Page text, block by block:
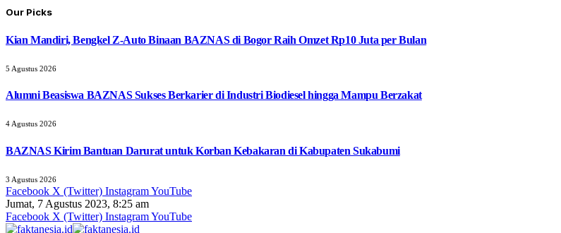
Our Picks
Kian Mandiri, Bengkel Z-Auto Binaan BAZNAS di Bogor Raih Omzet Rp10 Juta per Bulan
5 Agustus 2026
Alumni Beasiswa BAZNAS Sukses Berkarier di Industri Biodiesel hingga Mampu Berzakat
4 Agustus 2026
BAZNAS Kirim Bantuan Darurat untuk Korban Kebakaran di Kabupaten Sukabumi
3 Agustus 2026
Facebook X (Twitter) InstagramYouTube
Jumat, 7 Agustus 2023, 8:25 am
Facebook X (Twitter) InstagramYouTube